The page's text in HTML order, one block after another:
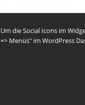
Um die Social Icons im
=> Menüs" im WordPress